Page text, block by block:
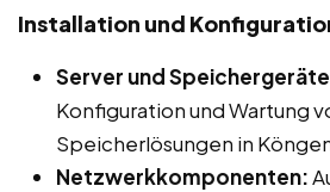
Installation und
Server und
Konfiguration und Wartung
Speicherlösungen in
Netzwerkkomponenten: